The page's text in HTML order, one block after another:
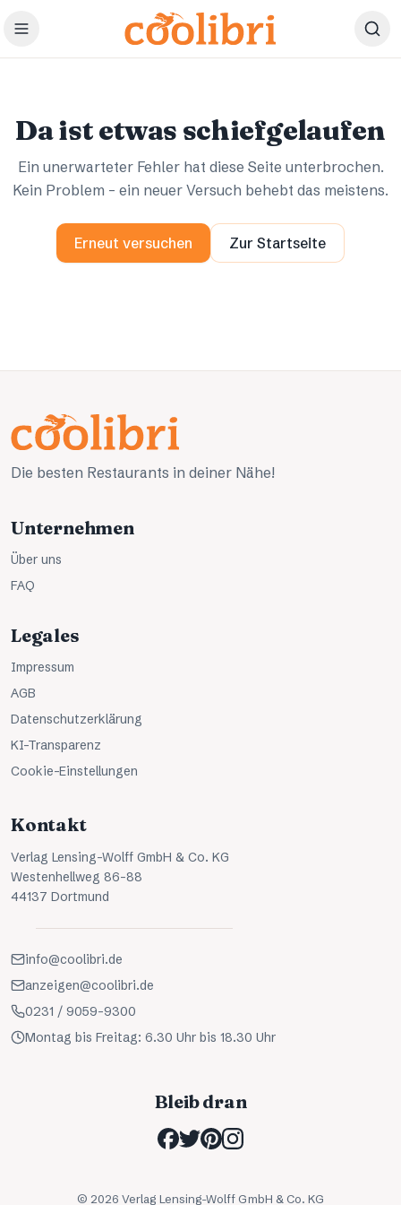
Zum Hauptinhalt springen
Da ist etwas schiefgelaufen
Ein unerwarteter Fehler hat diese Seite unterbrochen.
Kein Problem – ein neuer Versuch behebt das meistens.
Erneut versuchen Zur Startseite
Die besten Restaurants in deiner Nähe!
Unternehmen
Über uns
FAQ
Legales
Impressum
AGB
Datenschutzerklärung
KI-Transparenz
Cookie-Einstellungen
Kontakt
Verlag Lensing-Wolff GmbH & Co. KG
Westenhellweg 86-88
44137 Dortmund
info@coolibri.de
anzeigen@coolibri.de
0231 / 9059-9300
Montag bis Freitag: 6.30 Uhr bis 18.30 Uhr
Bleib dran
© 2026 Verlag Lensing-Wolff GmbH & Co. KG